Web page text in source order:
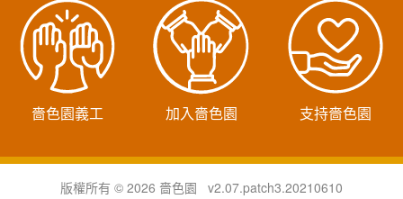
嗇色園義工 加入嗇色園 支持嗇色園
版權所有 © 2026 嗇色園 v2.07.patch3.20210610